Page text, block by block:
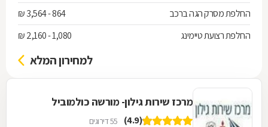
החלפת מסרק הגה ברכב
864 - 3,564 ₪
החלפת רצועת טיימינג
1,080 - 2,160 ₪
למחירון המלא
מרכז שירות גילון- מורשה כולמוביל
(4.9) 55 דירוגים